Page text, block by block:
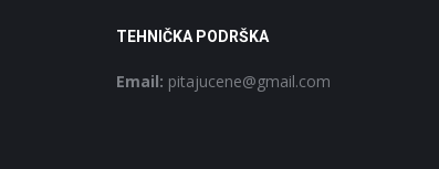
TEHNIČKA PODRŠKA
Email: pitajucene@gmail.com